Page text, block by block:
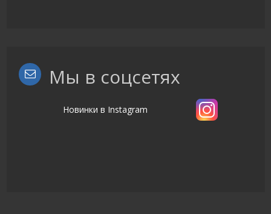
Мы в соцсетях
Новинки в Instagram